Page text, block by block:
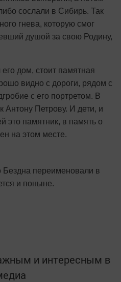
сослали в Сибирь. Так
гнева, которую смог
душой за свою Родину,
дом, стоит памятная
видно с дороги, рядом с
с его портретом. В
Антону Петрову. И дети, и
это памятник, в память о
на этом месте.
переименовали в
и поныне.
и интересным в